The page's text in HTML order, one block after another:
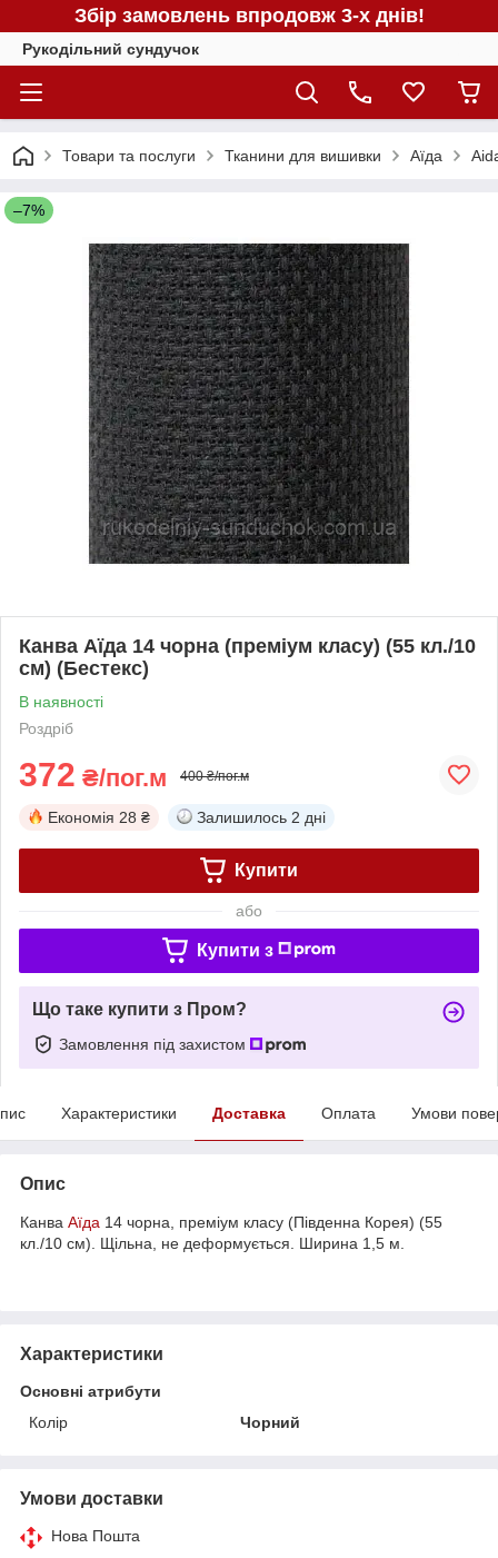
Збір замовлень впродовж 3-х днів!
Рукодільний сундучок
Товари та послуги Тканини для вишивки Аїда
–7%
Канва Аїда 14 чорна (преміум класу) (55 кл./10
см) (Бестекс)
В наявності
Роздріб
372 ₴/пог.м 400 ₴/пог.м
Економія 28 ₴ Залишилось 2 дні
Купити
або
Купити з
Що таке купити з Пром?
Замовлення під захистом
Характеристики Доставка Оплата Умови
Опис
Канва Аїда 14 чорна, преміум класу (Південна Корея) (55
кл./10 см). Щільна, не деформується. Ширина 1,5 м.
Характеристики
Основні атрибути
Колір
Чорний
Умови доставки
Нова Пошта